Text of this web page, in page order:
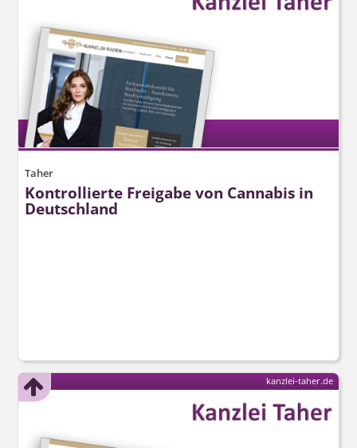
Taher
Kontrollierte Freigabe von Cannabis in
Deutschland
kanzlei-taher.de